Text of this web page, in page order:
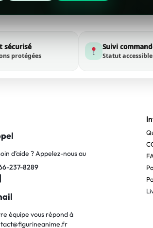
sécurisé
protégées
Suivi
Statut
d’aide ? Appelez-nous au
237-8289
équipe vous répond à